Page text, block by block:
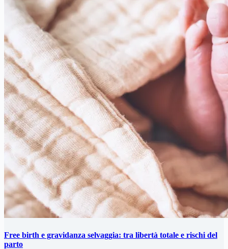
Free birth e gravidanza selvaggia: tra libertà totale e rischi del
parto